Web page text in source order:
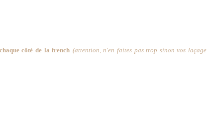
côté de la french (attention, n'en faites pas trop sinon vos laçage